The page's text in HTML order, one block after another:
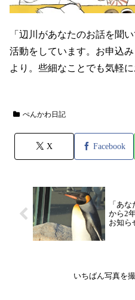
「辺川があなたのお話を聞
活動をしています。お申込
より。些細なことでも気軽に
ぺんかわ日記
X Facebook
「あ
から2
お知ら
いちばん写真を